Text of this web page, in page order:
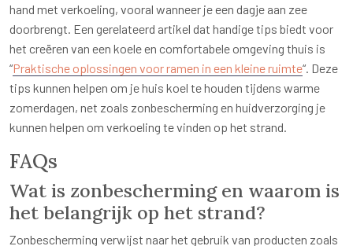
hand met verkoeling, vooral wanneer je een dagje aan zee
doorbrengt. Een gerelateerd artikel dat handige tips biedt voor
het creëren van een koele en comfortabele omgeving thuis is
“Praktische oplossingen voor ramen in een kleine ruimte“. Deze
tips kunnen helpen om je huis koel te houden tijdens warme
zomerdagen, net zoals zonbescherming en huidverzorging je
kunnen helpen om verkoeling te vinden op het strand.
FAQs
Wat is zonbescherming en waarom is
het belangrijk op het strand?
Zonbescherming verwijst naar het gebruik van producten zoals